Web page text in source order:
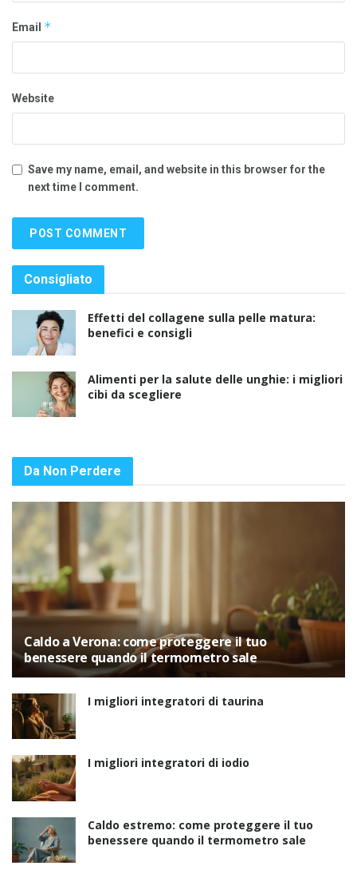
Email *
Website
Save my name, email, and website in this browser for the
next time I comment.
Consigliato
Effetti del collagene sulla pelle matura:
benefici e consigli
Alimenti per la salute delle unghie: i migliori
cibi da scegliere
Da Non Perdere
Caldo a Verona: come proteggere il tuo
benessere quando il termometro sale
I migliori integratori di taurina
I migliori integratori di iodio
Caldo estremo: come proteggere il tuo
benessere quando il termometro sale